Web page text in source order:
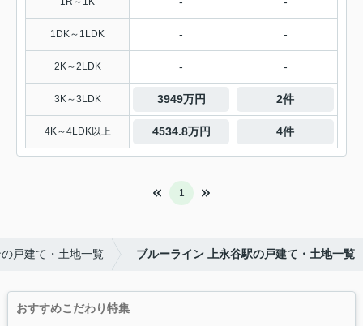
1DK～1LDK - -
2K～2LDK - -
3K～3LDK 3949万円 2件
4K～4LDK以上 4534.8万円 4件
1
戸建て・土地一覧 ブルーライン 上永谷駅の戸建て・土地一覧
おすすめこだわり特集